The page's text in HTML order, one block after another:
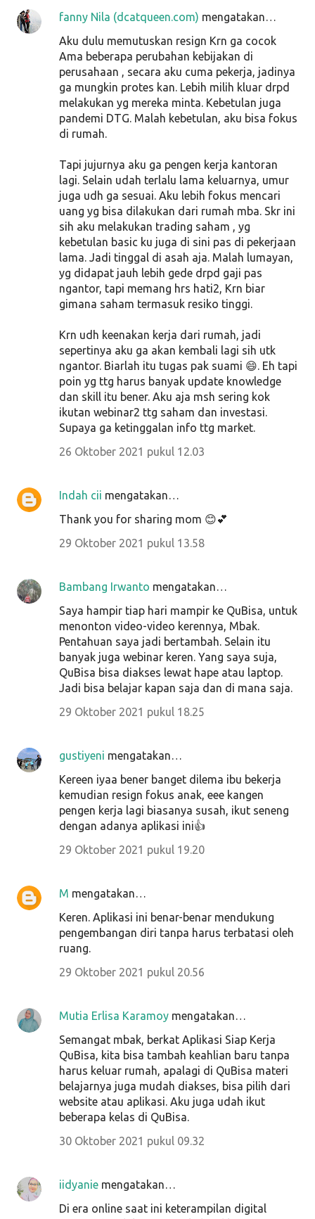
fanny Nila (dcatqueen.com) mengatakan…
Aku dulu memutuskan resign Krn ga cocok
Ama beberapa perubahan kebijakan di
perusahaan , secara aku cuma pekerja, jadinya
ga mungkin protes kan. Lebih milih kluar drpd
melakukan yg mereka minta. Kebetulan juga
pandemi DTG. Malah kebetulan, aku bisa fokus
di rumah.
Tapi jujurnya aku ga pengen kerja kantoran
lagi. Selain udah terlalu lama keluarnya, umur
juga udh ga sesuai. Aku lebih fokus mencari
uang yg bisa dilakukan dari rumah mba. Skr ini
sih aku melakukan trading saham , yg
kebetulan basic ku juga di sini pas di pekerjaan
lama. Jadi tinggal di asah aja. Malah lumayan,
yg didapat jauh lebih gede drpd gaji pas
ngantor, tapi memang hrs hati2, Krn biar
gimana saham termasuk resiko tinggi.
Krn udh keenakan kerja dari rumah, jadi
sepertinya aku ga akan kembali lagi sih utk
ngantor. Biarlah itu tugas pak suami 😄. Eh tapi
poin yg ttg harus banyak update knowledge
dan skill itu bener. Aku aja msh sering kok
ikutan webinar2 ttg saham dan investasi.
Supaya ga ketinggalan info ttg market.
26 Oktober 2021 pukul 12.03
Indah cii mengatakan…
Thank you for sharing mom 😊💕
29 Oktober 2021 pukul 13.58
Bambang Irwanto mengatakan…
Saya hampir tiap hari mampir ke QuBisa, untuk
menonton video-video kerennya, Mbak.
Pentahuan saya jadi bertambah. Selain itu
banyak juga webinar keren. Yang saya suja,
QuBisa bisa diakses lewat hape atau laptop.
Jadi bisa belajar kapan saja dan di mana saja.
29 Oktober 2021 pukul 18.25
gustiyeni mengatakan…
Kereen iyaa bener banget dilema ibu bekerja
kemudian resign fokus anak, eee kangen
pengen kerja lagi biasanya susah, ikut seneng
dengan adanya aplikasi ini👍
29 Oktober 2021 pukul 19.20
M mengatakan…
Keren. Aplikasi ini benar-benar mendukung
pengembangan diri tanpa harus terbatasi oleh
ruang.
29 Oktober 2021 pukul 20.56
Mutia Erlisa Karamoy mengatakan…
Semangat mbak, berkat Aplikasi Siap Kerja
QuBisa, kita bisa tambah keahlian baru tanpa
harus keluar rumah, apalagi di QuBisa materi
belajarnya juga mudah diakses, bisa pilih dari
website atau aplikasi. Aku juga udah ikut
beberapa kelas di QuBisa.
30 Oktober 2021 pukul 09.32
iidyanie mengatakan…
Di era online saat ini keterampilan digital